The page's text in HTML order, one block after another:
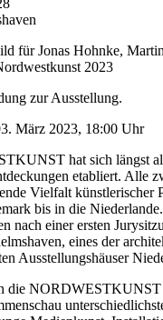
zur Ausstellung.
März 2023, 18:00 Uhr
hat sich längst
etabliert. Alle
Vielfalt künstlerischer
bis in die
nach einer ersten
eines der
Ausstellungshäuser
die NORDWESTKUNST